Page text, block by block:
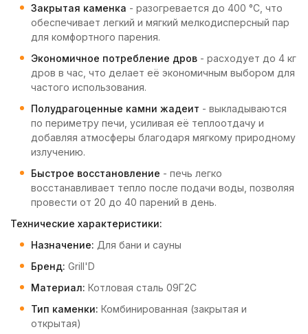
Закрытая каменка - разогревается до 400 °C, что
обеспечивает легкий и мягкий мелкодисперсный пар
для комфортного парения.
Экономичное потребление дров - расходует до 4 кг
дров в час, что делает её экономичным выбором для
частого использования.
Полудрагоценные камни жадеит - выкладываются
по периметру печи, усиливая её теплоотдачу и
добавляя атмосферы благодаря мягкому природному
излучению.
Быстрое восстановление - печь легко
восстанавливает тепло после подачи воды, позволяя
провести от 20 до 40 парений в день.
Технические характеристики:
Назначение: Для бани и сауны
Бренд: Grill'D
Материал: Котловая сталь 09Г2С
Тип каменки: Комбинированная (закрытая и
открытая)